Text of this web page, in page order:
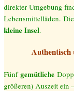
direkter Umgebung
Lebensmittelläden.
kleine Insel.
Authentisch
Fünf gemütliche
größeren) Auszeit ein